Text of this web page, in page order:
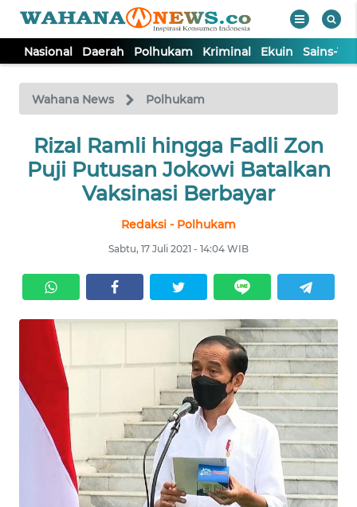
Nasional Daerah Polhukam Kriminal Ekuin Sains-
Wahana News Polhukam
Rizal Ramli hingga Fadli Zon
Puji Putusan Jokowi Batalkan
Vaksinasi Berbayar
Redaksi - Polhukam
Sabtu, 17 Juli 2021 - 14:04 WIB
TV
Tutup
NASIONAL
KRIMINAL
EKUIN
SAINS-TEKNO
KESEHATAN
INTERNASIONAL
SERBA-SERBI